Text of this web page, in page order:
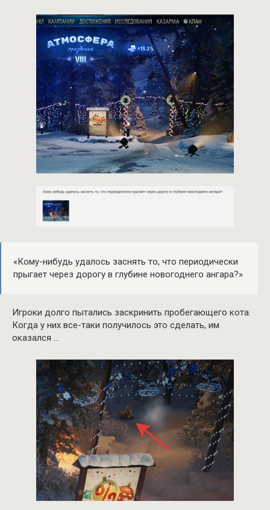
«Кому-нибудь удалось заснять то, что периодически
прыгает через дорогу в глубине новогоднего ангара?»
Игроки долго пытались заскринить пробегающего кота.
Когда у них все-таки получилось это сделать, им
оказался …